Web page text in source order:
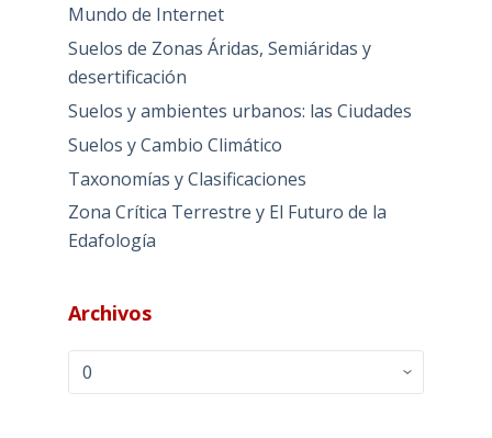
Mundo de Internet
Suelos de Zonas Áridas, Semiáridas y
desertificación
Suelos y ambientes urbanos: las Ciudades
Suelos y Cambio Climático
Taxonomías y Clasificaciones
Zona Crítica Terrestre y El Futuro de la
Edafología
Archivos
Archivos